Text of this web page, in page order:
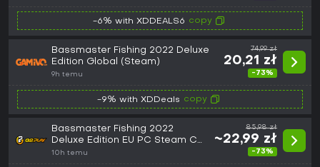
-6% with XDDEALS6 copy
Bassmaster Fishing 2022 Deluxe
Edition Global (Steam)
9h temu
74,99 zł
20,21 zł
-73%
-9% with XDDeals copy
Bassmaster Fishing 2022
Deluxe Edition EU PC Steam CD
Key
10h temu
85,98 zł
~22,99 zł
-73%